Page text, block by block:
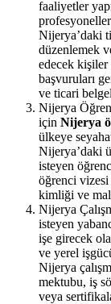
faaliyetler
Nijerya’daki
düzenlemek
edecek
başvuruları
ve ticari
Nijerya
için Nijerya
ülkeye
Nijerya’daki
isteyen
öğrenci
kimliği ve
Nijerya
isteyen
işe girecek
ve yerel
Nijerya
mektubu, iş
veya